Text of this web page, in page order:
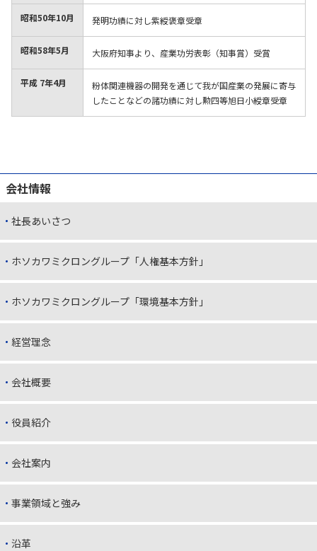
会社情報
社長あいさつ
ホソカワミクロングループ「人権基本方針」
ホソカワミクロングループ「環境基本方針」
経営理念
会社概要
役員紹介
会社案内
事業領域と強み
沿革
昭和50年10月 発明功績に対し紫綬褒章受章
昭和58年5月 大阪府知事より、産業功労表彰（知事賞）受賞
平成 7年4月
粉体関連機器の開発を通じて我が国産業の発展に寄与
したことなどの諸功績に対し勲四等旭日小綬章受章